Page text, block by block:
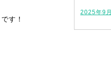
です！
2025年9月